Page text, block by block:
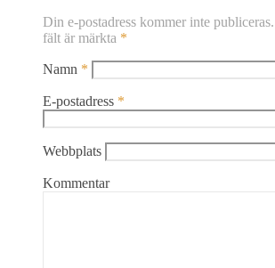
Din e-postadress kommer inte publiceras.
fält är märkta *
Namn *
E-postadress *
Webbplats
Kommentar